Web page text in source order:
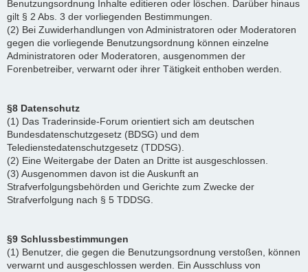
Benutzungsordnung Inhalte editieren oder löschen. Darüber hinaus
gilt § 2 Abs. 3 der vorliegenden Bestimmungen.
(2) Bei Zuwiderhandlungen von Administratoren oder Moderatoren
gegen die vorliegende Benutzungsordnung können einzelne
Administratoren oder Moderatoren, ausgenommen der
Forenbetreiber, verwarnt oder ihrer Tätigkeit enthoben werden.
§8 Datenschutz
(1) Das Traderinside-Forum orientiert sich am deutschen
Bundesdatenschutzgesetz (BDSG) und dem
Teledienstedatenschutzgesetz (TDDSG).
(2) Eine Weitergabe der Daten an Dritte ist ausgeschlossen.
(3) Ausgenommen davon ist die Auskunft an
Strafverfolgungsbehörden und Gerichte zum Zwecke der
Strafverfolgung nach § 5 TDDSG.
§9 Schlussbestimmungen
(1) Benutzer, die gegen die Benutzungsordnung verstoßen, können
verwarnt und ausgeschlossen werden. Ein Ausschluss von